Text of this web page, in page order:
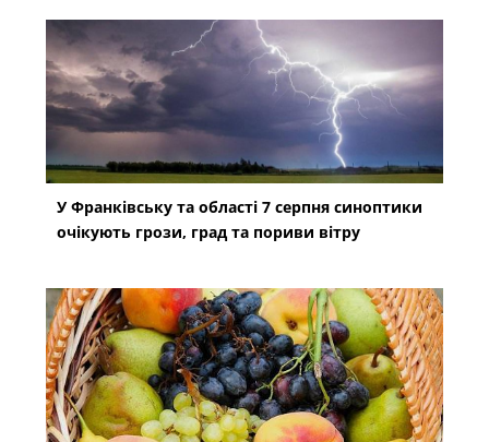
У Франківську та області 7 серпня синоптики
очікують грози, град та пориви вітру